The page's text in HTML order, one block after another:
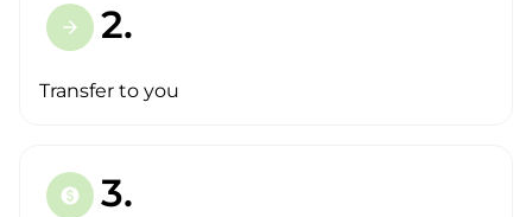
arrow_forward 2.
Transfer to you
paid 3.